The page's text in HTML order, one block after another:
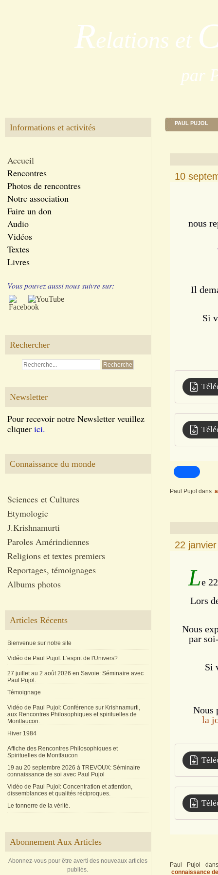
Relations et
par
Informations et activités
Accueil
Rencontres
Photos de rencontres
Notre association
Faire un don
Audio
Vidéos
Textes
Livres
Vous pouvez aussi nous suivre sur:
Rechercher
Newsletter
Pour recevoir notre Newsletter veuillez
cliquer ici.
Connaissance du monde
Sciences et Cultures
Etymologie
J.Krishnamurti
Paroles Amérindiennes
Religions et textes premiers
Reportages, témoignages
Albums photos
Articles Récents
Bienvenue sur notre site
Vidéo de Paul Pujol: L'esprit de l'Univers?
27 juillet au 2 août 2026 en Savoie: Séminaire avec
Paul Pujol.
Témoignage
Vidéo de Paul Pujol: Conférence sur Krishnamurti,
aux Rencontres Philosophiques et spirituelles de
Montfaucon.
Hiver 1984
Affiche des Rencontres Philosophiques et
Spirituelles de Montfaucon
19 au 20 septembre 2026 à TREVOUX: Séminaire
connaissance de soi avec Paul Pujol
Vidéo de Paul Pujol: Concentration et attention,
dissemblances et qualités réciproques.
Le tonnerre de la vérité.
Abonnement Aux Articles
Abonnez-vous pour être averti des nouveaux articles
publiés.
PAUL PUJOL
10
nous
Il
Si
Paul Pujol dans
22
Le
Lors
Nous
par
Si
Nous
la
Paul Pujol
connaissance